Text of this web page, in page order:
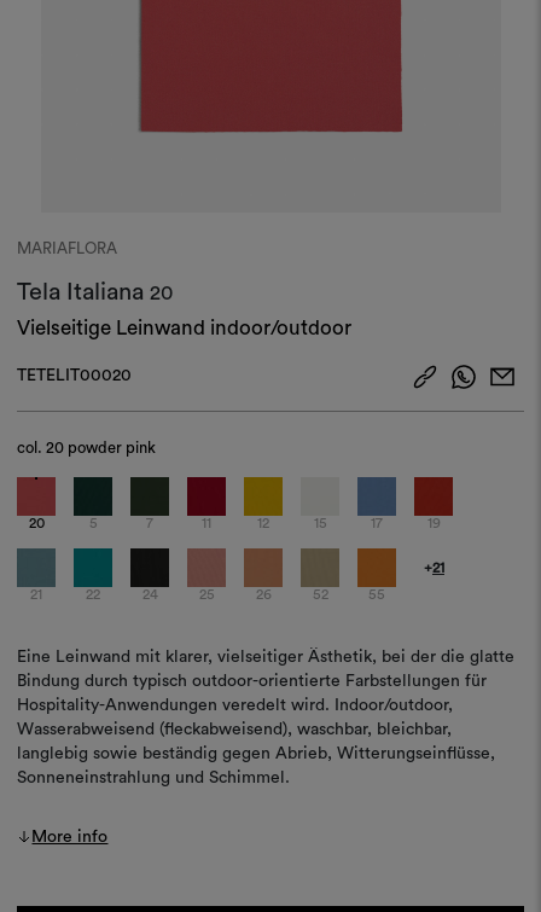
MARIAFLORA
Tela Italiana20
Vielseitige Leinwand indoor/outdoor
TETELIT00020
col.20 powder pink
20 5 7 11 12 15 17 19
21 22 24 25 26 52 55
+21
Eine Leinwand mit klarer, vielseitiger Ästhetik, bei der die glatte
Bindung durch typisch outdoor-orientierte Farbstellungen für
Hospitality-Anwendungen veredelt wird. Indoor/outdoor,
Wasserabweisend (fleckabweisend), waschbar, bleichbar,
langlebig sowie beständig gegen Abrieb, Witterungseinflüsse,
Sonneneinstrahlung und Schimmel.
More info